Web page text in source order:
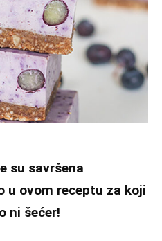
su savršena
u ovom receptu za koji
ni šećer!